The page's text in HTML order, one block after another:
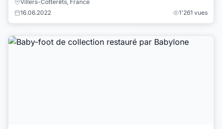
Villers-Cotterêts, France
16.06.2022
1'261 vues